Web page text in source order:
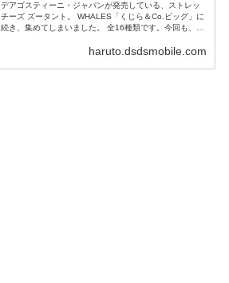
デアゴスティーニ・ジャパンが発売している、ストレッ
チーズ ズータント。 WHALES「くじら＆Co.ビッグ」に
続き、集めてしまいました。 全16種類です。今回も、見
haruto.dsdsmobile.com